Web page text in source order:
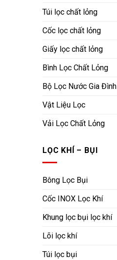
Túi lọc chất lỏng
Cốc lọc chất lỏng
Giấy lọc chất lỏng
Bình Lọc Chất Lỏng
Bộ Lọc Nước Gia Đình
Vật Liệu Lọc
Vải Lọc Chất Lỏng
LỌC KHÍ – BỤI
Bông Lọc Bụi
Cốc INOX Lọc Khí
Khung lọc bụi lọc khí
Lõi lọc khí
Túi lọc bụi